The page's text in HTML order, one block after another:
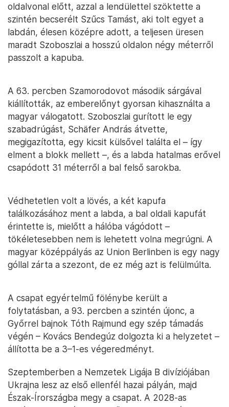
oldalvonal előtt, azzal a lendülettel szöktette a
szintén becserélt Szűcs Tamást, aki tolt egyet a
labdán, élesen középre adott, a teljesen üresen
maradt Szoboszlai a hosszú oldalon négy méterről
passzolt a kapuba.
A 63. percben Szamorodovot második sárgával
kiállították, az emberelőnyt gyorsan kihasználta a
magyar válogatott. Szoboszlai gurított le egy
szabadrúgást, Schäfer András átvette,
megigazította, egy kicsit külsővel találta el – így
elment a blokk mellett –, és a labda hatalmas erővel
csapódott 31 méterről a bal felső sarokba.
Védhetetlen volt a lövés, a két kapufa
találkozásához ment a labda, a bal oldali kapufát
érintette is, mielőtt a hálóba vágódott –
tökéletesebben nem is lehetett volna megrúgni. A
magyar középpályás az Union Berlinben is egy nagy
góllal zárta a szezont, de ez még azt is felülmúlta.
A csapat egyértelmű fölénybe került a
folytatásban, a 93. percben a szintén újonc, a
Győrrel bajnok Tóth Rajmund egy szép támadás
végén – Kovács Bendegúz dolgozta ki a helyzetet –
állította be a 3–1-es végeredményt.
Szeptemberben a Nemzetek Ligája B divíziójában
Ukrajna lesz az első ellenfél hazai pályán, majd
Észak-Írországba megy a csapat. A 2028-as